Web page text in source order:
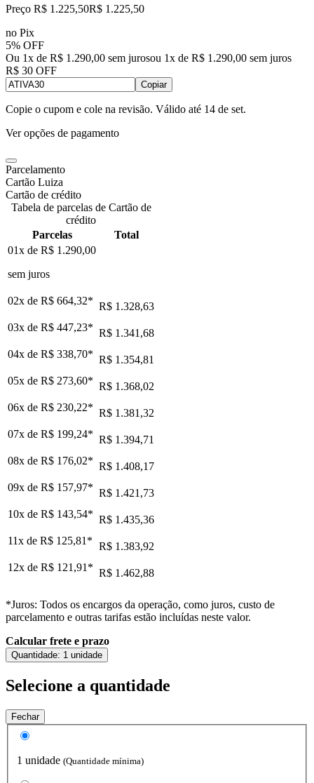
Preço R$ 1.225,50R$ 1.225,50
no Pix
5% OFF
Ou 1x de R$ 1.290,00 sem jurosou 1x de R$ 1.290,00 sem juros
R$ 30 OFF
Copiar
Copie o cupom e cole na revisão. Válido até 14 de set.
Ver opções de pagamento
Parcelamento
Cartão Luiza
Cartão de crédito
Tabela de parcelas de Cartão de
crédito
Parcelas
Total
01x de R$ 1.290,00
sem juros
02x de R$ 664,32* R$ 1.328,63
03x de R$ 447,23* R$ 1.341,68
04x de R$ 338,70* R$ 1.354,81
05x de R$ 273,60* R$ 1.368,02
06x de R$ 230,22* R$ 1.381,32
07x de R$ 199,24* R$ 1.394,71
08x de R$ 176,02* R$ 1.408,17
09x de R$ 157,97* R$ 1.421,73
10x de R$ 143,54* R$ 1.435,36
11x de R$ 125,81 * R$ 1.383,92
12x de R$ 121,91 * R$ 1.462,88
*Juros: Todos os encargos da operação, como juros, custo de
parcelamento e outras tarifas estão incluídas neste valor.
Calcular frete e prazo
Quantidade: 1 unidade
Selecione a quantidade
Fechar
1 unidade (Quantidade mínima)